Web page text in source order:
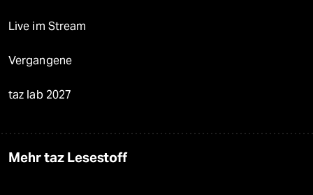
Live im Stream
Vergangene
taz lab 2027
Mehr taz Lesestoff